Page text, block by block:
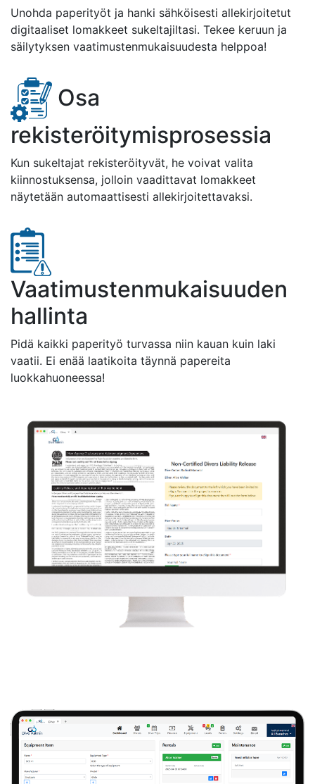
Unohda paperityöt ja hanki sähköisesti allekirjoitetut
digitaaliset lomakkeet sukeltajiltasi. Tekee keruun ja
säilytyksen vaatimustenmukaisuudesta helppoa!
Osa
rekisteröitymisprosessia
Kun sukeltajat rekisteröityvät, he voivat valita
kiinnostuksensa, jolloin vaadittavat lomakkeet
näytetään automaattisesti allekirjoitettavaksi.
Vaatimustenmukaisuuden
hallinta
Pidä kaikki paperityö turvassa niin kauan kuin laki
vaatii. Ei enää laatikoita täynnä papereita
luokkahuoneessa!